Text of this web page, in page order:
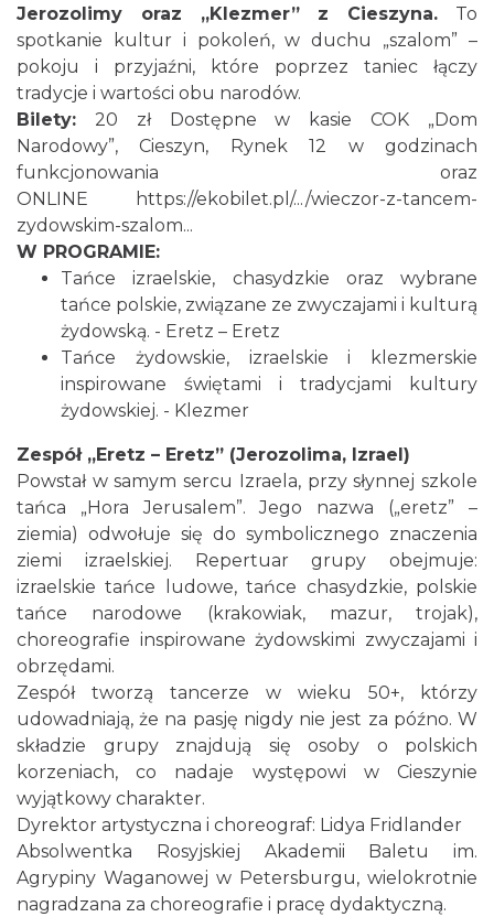
Cieszyn
0.11 km
Cieszyn
2026-08-16
0.11 km
Cieszyn
2026-08-23
0.11 km
Cieszyn
2026-08-30
0.11 km
Jerozolimy oraz „Klezmer” z Cieszyna. To
spotkanie kultur i pokoleń, w duchu „szalom” –
pokoju i przyjaźni, które poprzez taniec łączy
tradycje i wartości obu narodów.
Bilety: 20 zł Dostępne w kasie COK „Dom
Narodowy”, Cieszyn, Rynek 12 w godzinach
funkcjonowania oraz
ONLINE
https://ekobilet.pl/.../wieczor-z-tancem-
zydowskim-szalom...
W PROGRAMIE:
Tańce izraelskie, chasydzkie oraz wybrane
tańce polskie, związane ze zwyczajami i kulturą
żydowską. - Eretz – Eretz
Tańce żydowskie, izraelskie i klezmerskie
inspirowane świętami i tradycjami kultury
żydowskiej. - Klezmer
Zespół „Eretz – Eretz” (Jerozolima, Izrael)
Powstał w samym sercu Izraela, przy słynnej szkole
tańca „Hora Jerusalem”. Jego nazwa („eretz” –
ziemia) odwołuje się do symbolicznego znaczenia
ziemi izraelskiej. Repertuar grupy obejmuje:
izraelskie tańce ludowe, tańce chasydzkie, polskie
tańce narodowe (krakowiak, mazur, trojak),
choreografie inspirowane żydowskimi zwyczajami i
obrzędami.
Zespół tworzą tancerze w wieku 50+, którzy
udowadniają, że na pasję nigdy nie jest za późno. W
składzie grupy znajdują się osoby o polskich
korzeniach, co nadaje występowi w Cieszynie
wyjątkowy charakter.
Dyrektor artystyczna i choreograf: Lidya Fridlander
Absolwentka Rosyjskiej Akademii Baletu im.
Agrypiny Waganowej w Petersburgu, wielokrotnie
nagradzana za choreografie i pracę dydaktyczną.